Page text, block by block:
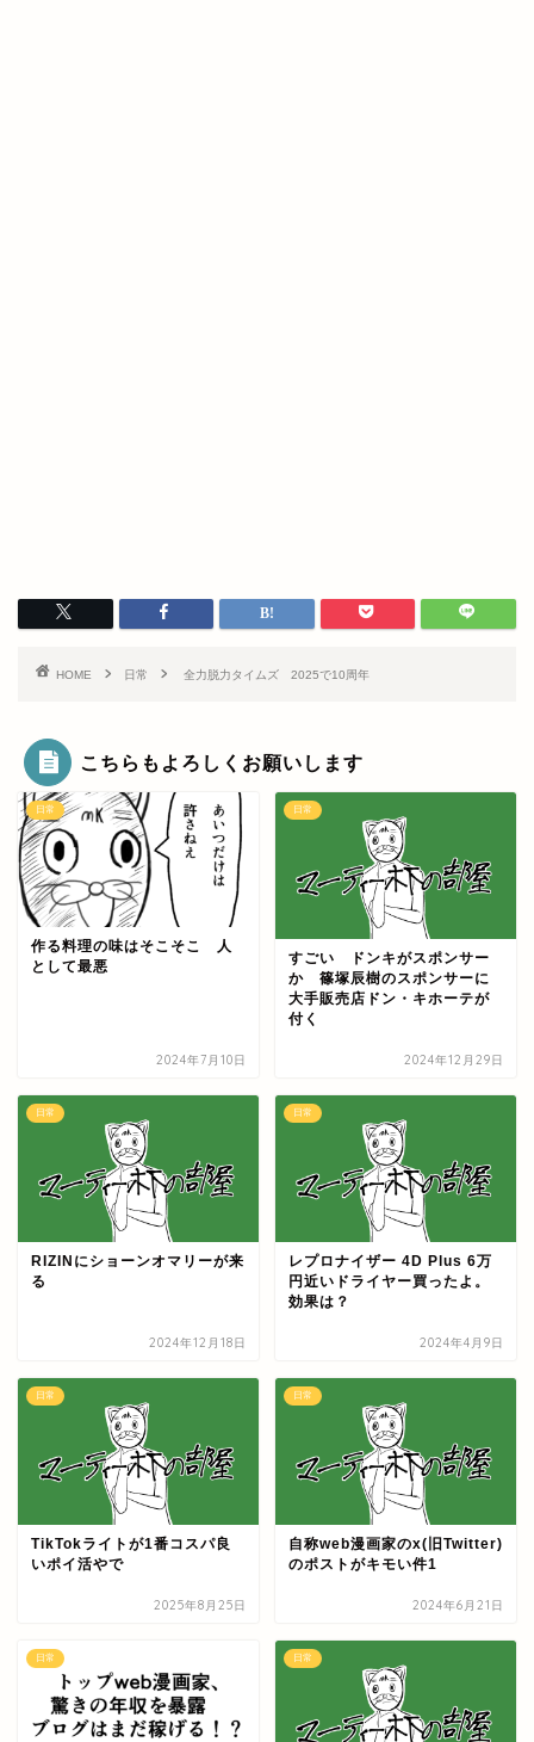
HOME 日常 全力脱力タイムズ 2025で10周年
こちらもよろしくお願いします
日常
作る料理の味はそこそこ 人
として最悪
2024年7月10日
日常
すごい ドンキがスポンサー
か 篠塚辰樹のスポンサーに
大手販売店ドン・キホーテが
付く
2024年12月29日
日常
RIZINにショーンオマリーが来
る
2024年12月18日
日常
レプロナイザー 4D Plus 6万
円近いドライヤー買ったよ。
効果は？
2024年4月9日
日常
TikTokライトが1番コスパ良
いポイ活やで
2025年8月25日
日常
自称web漫画家のx(旧Twitter)
のポストがキモい件1
2024年6月21日
日常 日常